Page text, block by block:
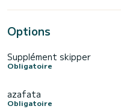
Options
Supplément skipper
Obligatoire
azafata
Obligatoire